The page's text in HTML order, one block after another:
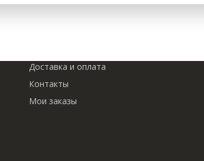
Доставка и оплата
Контакты
Мои заказы